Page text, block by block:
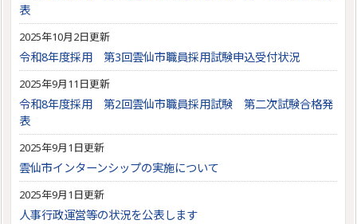
表
2025年10月2日更新
令和8年度採用 第3回雲仙市職員採用試験申込受付状況
2025年9月11日更新
令和8年度採用 第2回雲仙市職員採用試験 第二次試験合格発
表
2025年9月1日更新
雲仙市インターンシップの実施について
2025年9月1日更新
人事行政運営等の状況を公表します